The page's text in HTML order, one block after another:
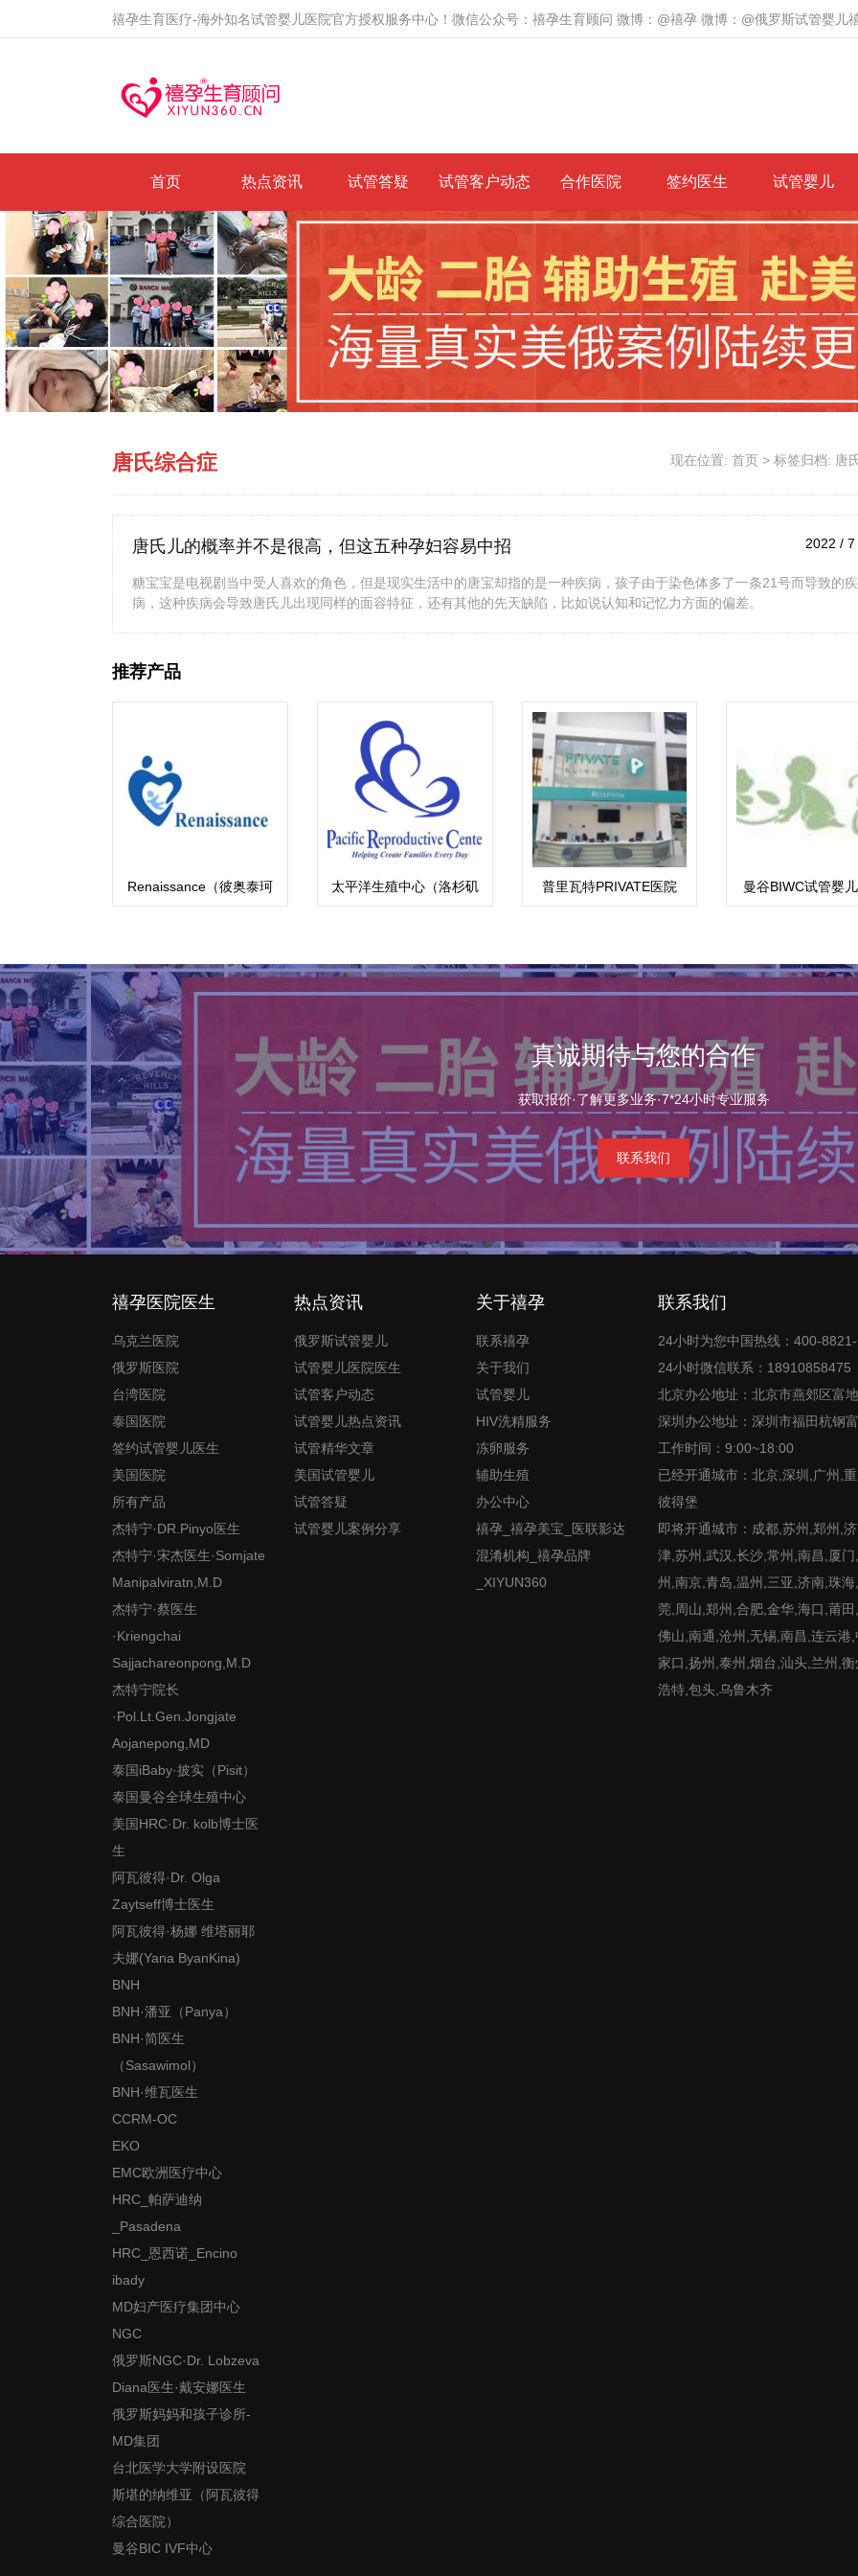
禧孕生育医疗-海外知名试管婴儿医院官方授权服务中心！微信公众号：禧孕生育顾问 微博：@禧孕 微博：@俄罗斯试管婴儿
首页 热点资讯 试管答疑 试管客户动态 合作医院 签约医生 试管婴儿
唐氏综合症 现在位置: 首页 > 标签归档: 唐
唐氏儿的概率并不是很高，但这五种孕妇容易中招 2022 /
糖宝宝是电视剧当中受人喜欢的角色，但是现实生活中的唐宝却指的是一种疾病，孩子由于染色体多了一条21号而导致的疾
病，这种疾病会导致唐氏儿出现同样的面容特征，还有其他的先天缺陷，比如说认知和记忆力方面的偏差。
推荐产品
Renaissance（彼奥泰珂
斯医院）BioTexCom
太平洋生殖中心（洛杉矶
南海岸中心）
普里瓦特PRIVATE医院
曼谷BIWC试管婴
中心
真诚期待与您的合作
获取报价·了解更多业务·7*24小时专业服务
联系我们
禧孕医院医生
乌克兰医院
俄罗斯医院
台湾医院
泰国医院
签约试管婴儿医生
美国医院
所有产品
杰特宁·DR.Pinyo医生
杰特宁·宋杰医生·Somjate
Manipalviratn,M.D
杰特宁·蔡医生
·Kriengchai
Sajjachareonpong,M.D
杰特宁院长
·Pol.Lt.Gen.Jongjate
Aojanepong,MD
泰国iBaby·披实（Pisit）
泰国曼谷全球生殖中心
美国HRC·Dr. kolb博士医
生
阿瓦彼得·Dr. Olga
Zaytseff博士医生
阿瓦彼得·杨娜 维塔丽耶
夫娜(Yana ByanKina)
BNH
BNH·潘亚（Panya）
BNH·简医生
（Sasawimol）
BNH·维瓦医生
CCRM-OC
EKO
EMC欧洲医疗中心
HRC_帕萨迪纳
_Pasadena
HRC_恩西诺_Encino
ibady
MD妇产医疗集团中心
NGC
俄罗斯NGC·Dr. Lobzeva
Diana医生·戴安娜医生
俄罗斯妈妈和孩子诊所-
MD集团
台北医学大学附设医院
斯堪的纳维亚（阿瓦彼得
综合医院）
曼谷BIC IVF中心
热点资讯
俄罗斯试管婴儿
试管婴儿医院医生
试管客户动态
试管婴儿热点资讯
试管精华文章
美国试管婴儿
试管答疑
试管婴儿案例分享
关于禧孕
联系禧孕
关于我们
试管婴儿
HIV洗精服务
冻卵服务
辅助生殖
办公中心
禧孕_禧孕美宝_医联影达
混淆机构_禧孕品牌
_XIYUN360
联系我们
24小时为您中国热线：400-
24小时微信联系：18910858475
北京办公地址：北京市燕郊区富
深圳办公地址：深圳市福田杭钢
工作时间：9:00~18:00
已经开通城市：北京,深圳,广州,
彼得堡
即将开通城市：成都,苏州,郑州,
津,苏州,武汉,长沙,常州,南昌,厦
州,南京,青岛,温州,三亚,济南,珠
莞,周山,郑州,合肥,金华,海口,莆
佛山,南通,沧州,无锡,南昌,连云港
家口,扬州,泰州,烟台,汕头,兰州,
浩特,包头,乌鲁木齐